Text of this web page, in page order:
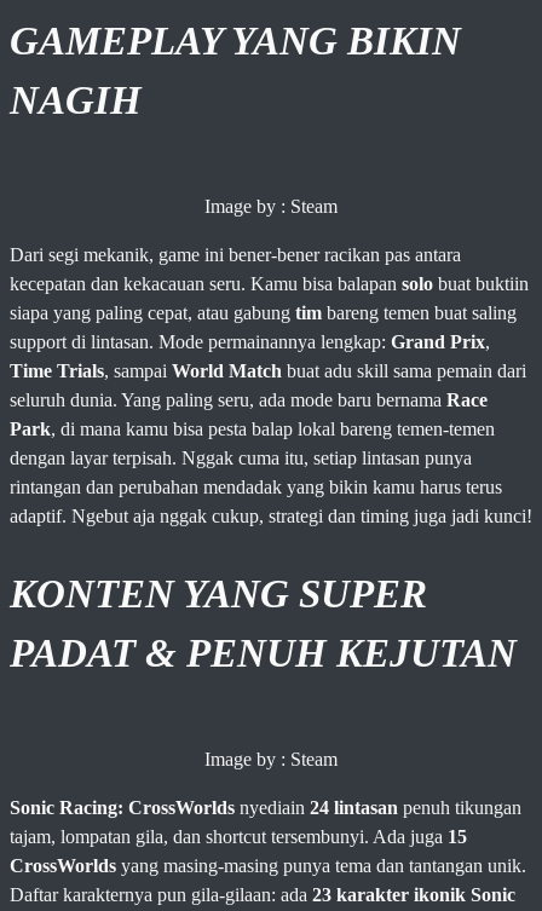
GAMEPLAY YANG BIKIN
NAGIH
Image by : Steam
Dari segi mekanik, game ini bener-bener racikan pas antara
kecepatan dan kekacauan seru. Kamu bisa balapan solo buat buktiin
siapa yang paling cepat, atau gabung tim bareng temen buat saling
support di lintasan. Mode permainannya lengkap: Grand Prix,
Time Trials, sampai World Match buat adu skill sama pemain dari
seluruh dunia. Yang paling seru, ada mode baru bernama Race
Park, di mana kamu bisa pesta balap lokal bareng temen-temen
dengan layar terpisah. Nggak cuma itu, setiap lintasan punya
rintangan dan perubahan mendadak yang bikin kamu harus terus
adaptif. Ngebut aja nggak cukup, strategi dan timing juga jadi kunci!
KONTEN YANG SUPER
PADAT & PENUH KEJUTAN
Image by : Steam
Sonic Racing: CrossWorlds nyediain 24 lintasan penuh tikungan
tajam, lompatan gila, dan shortcut tersembunyi. Ada juga 15
CrossWorlds yang masing-masing punya tema dan tantangan unik.
Daftar karakternya pun gila-gilaan: ada 23 karakter ikonik Sonic